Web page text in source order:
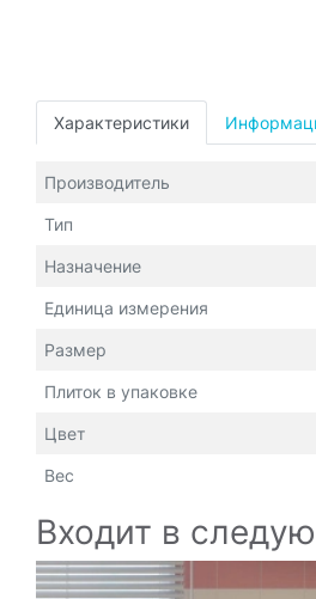
Характеристики
Производитель
Тип
Назначение
Единица измерения
Размер
Плиток в упаковке
Цвет
Вес
Входит в